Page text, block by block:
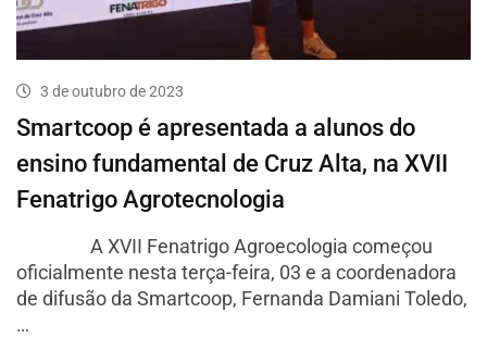
3 de outubro de 2023
Smartcoop é apresentada a alunos do
ensino fundamental de Cruz Alta, na XVII
Fenatrigo Agrotecnologia
A XVII Fenatrigo Agroecologia começou
oficialmente nesta terça-feira, 03 e a coordenadora
de difusão da Smartcoop, Fernanda Damiani Toledo,
…